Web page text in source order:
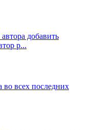
добавить
р...
во всех последних